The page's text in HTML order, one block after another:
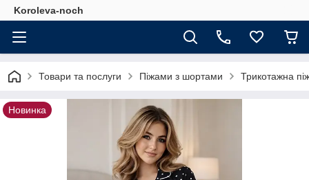
Koroleva-noch
Товари та послуги Піжами з шортами Трикотажна
Новинка